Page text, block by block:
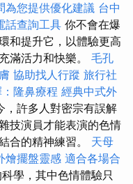
為您提供優化建議 台中
話查詢工具 你不會在爆
和提升它，以體驗更高
滿活力和快樂。 毛孔
協助找人行蹤 旅行社
隆鼻療程 經典中式外
，許多人對密宗有誤解
技演員才能表演的色情
合的精神練習。 天母
燴擺盤靈感 適合各場合
學，其中色情體驗只